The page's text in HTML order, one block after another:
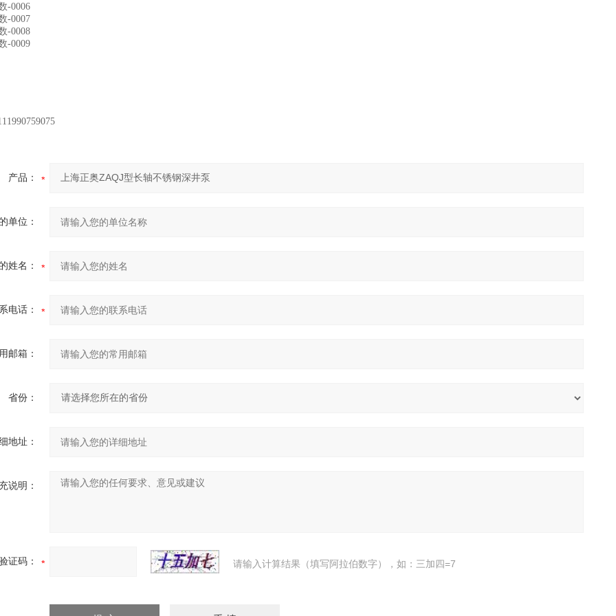
产品：
单位：
姓名：
电话：
邮箱：
省份：
地址：
说明：
证码： 请输入计算结果（填写阿拉伯数字），如：三加四=7